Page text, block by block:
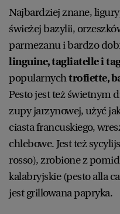
Najbardziej znane,
świeżej bazylii,
parmezanu i bardzo
linguine, tagliatelle i
popularnychtrofiette,
Pesto jest też świetnym
zupy jarzynowej, użyć
ciasta francuskiego,
chlebowe. Jest też
rosso), zrobione z
kalabryjskie (pesto alla
jest grillowana papryka.